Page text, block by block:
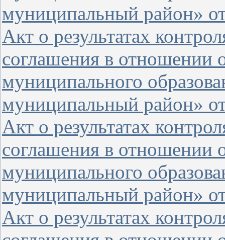
муниципальный район»
Акт о результатах
соглашения в отношении
муниципального
муниципальный район»
Акт о результатах
соглашения в отношении
муниципального
муниципальный район»
Акт о результатах